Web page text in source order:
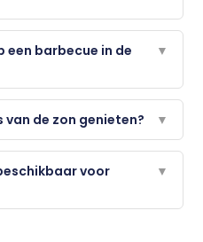
een barbecue in de
▼
van de zon genieten? ▼
voor
▼